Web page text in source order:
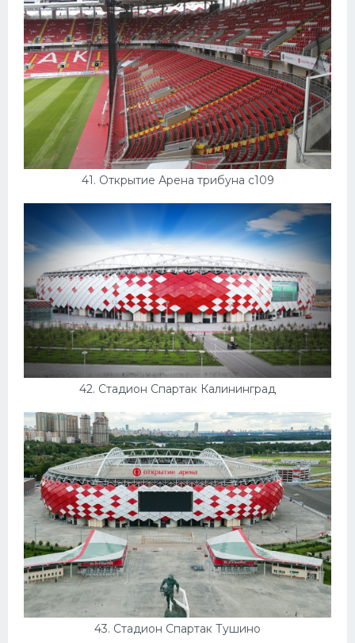
41. Открытие Арена трибуна c109
42. Стадион Спартак Калининград
43. Стадион Спартак Тушино